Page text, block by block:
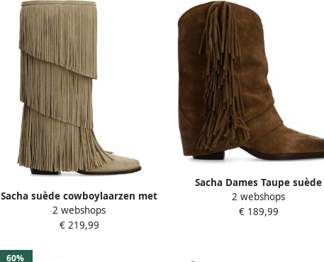
Sacha suède cowboylaarzen met
franjes beige
2 webshops
€ 219,99
Sacha Dames Taupe suède
cowboyboots met franjes
2 webshops
€ 189,99
60%